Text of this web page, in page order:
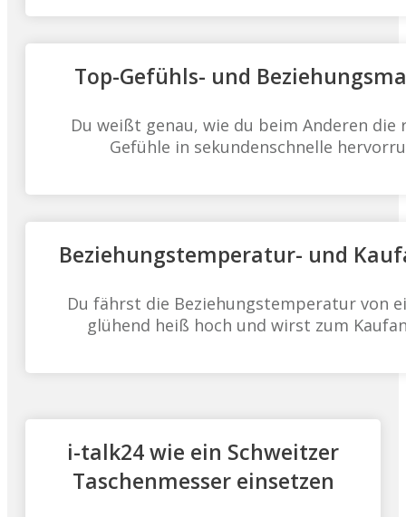
Top-Gefühls- und
Du weißt genau, wie du beim Anderen die
Gefühle in sekundenschnelle
Beziehungstemperatur- und
Du fährst die Beziehungstemperatur von
glühend heiß hoch und wirst zum
i-talk24 wie ein Schweitzer
Taschenmesser einsetzen